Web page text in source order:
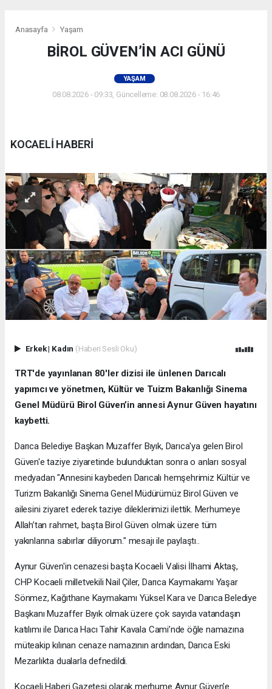
Anasayfa Yaşam
BİROL GÜVEN’İN ACI GÜNÜ
YAŞAM
08.08.2026 - 09:33, Güncelleme: 08.08.2026 - 16:46
KOCAELİ HABERİ
Erkek| Kadın (Haberi Sesli Oku)
TRT'de yayınlanan 80'ler dizisi ile ünlenen Darıcalı
yapımcı ve yönetmen, Kültür ve Tuizm Bakanlığı Sinema
Genel Müdürü Birol Güven’in annesi Aynur Güven hayatını
kaybetti.
Darıca Belediye Başkan Muzaffer Bıyık, Darıca'ya gelen Birol
Güven'e taziye ziyaretinde bulunduktan sonra o anları sosyal
medyadan "Annesini kaybeden Darıcalı hemşehrimiz Kültür ve
Turizm Bakanlığı Sinema Genel Müdürümüz Birol Güven ve
ailesini ziyaret ederek taziye dileklerimizi ilettik. Merhumeye
Allah’tan rahmet, başta Birol Güven olmak üzere tüm
yakınlarına sabırlar diliyorum." mesajı ile paylaştı..
Aynur Güven'in cenazesi başta Kocaeli Valisi İlhami Aktaş,
CHP Kocaeli milletvekili Nail Çiler, Darıca Kaymakamı Yaşar
Sönmez, Kağıthane Kaymakamı Yüksel Kara ve Darıca Belediye
Başkanı Muzaffer Bıyık olmak üzere çok sayıda vatandaşın
katılımı ile Darıca Hacı Tahir Kavala Cami’nde öğle namazına
müteakip kılınan cenaze namazının ardından, Darıca Eski
Mezarlıkta dualarla defnedildi.
Kocaeli Haberi Gazetesi olarak merhume Aynur Güven'e